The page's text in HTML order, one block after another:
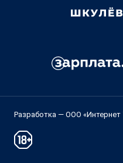
Разработка — ООО «Интернет